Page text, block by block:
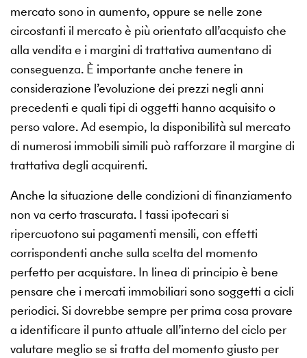
mercato sono in aumento, oppure se nelle zone
circostanti il mercato è più orientato all’acquisto che
alla vendita e i margini di trattativa aumentano di
conseguenza. È importante anche tenere in
considerazione l’evoluzione dei prezzi negli anni
precedenti e quali tipi di oggetti hanno acquisito o
perso valore. Ad esempio, la disponibilità sul mercato
di numerosi immobili simili può rafforzare il margine di
trattativa degli acquirenti.
Anche la situazione delle condizioni di finanziamento
non va certo trascurata. I tassi ipotecari si
ripercuotono sui pagamenti mensili, con effetti
corrispondenti anche sulla scelta del momento
perfetto per acquistare. In linea di principio è bene
pensare che i mercati immobiliari sono soggetti a cicli
periodici. Si dovrebbe sempre per prima cosa provare
a identificare il punto attuale all’interno del ciclo per
valutare meglio se si tratta del momento giusto per